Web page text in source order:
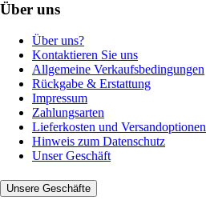
Über uns
Über uns?
Kontaktieren Sie uns
Allgemeine Verkaufsbedingungen
Rückgabe & Erstattung
Impressum
Zahlungsarten
Lieferkosten und Versandoptionen
Hinweis zum Datenschutz
Unser Geschäft
Unsere Geschäfte